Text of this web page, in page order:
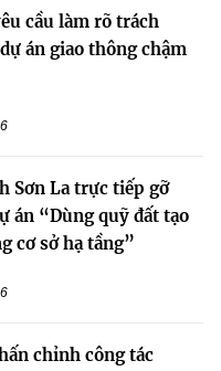
cầu làm rõ trách
án giao thông chậm
Sơn La trực tiếp gỡ
án “Dùng quỹ đất tạo
cơ sở hạ tầng”
chỉnh công tác